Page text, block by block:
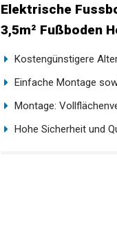
Elektrische
3,5m² Fußboden
Kostengünstigere
Einfache Montage
Montage:
Hohe Sicherheit und